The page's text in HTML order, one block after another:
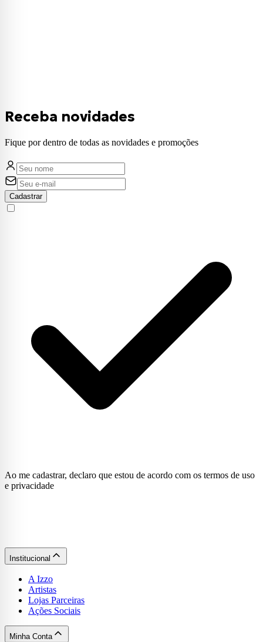
Receba novidades
Fique por dentro de todas as novidades e promoções
Cadastrar
Ao me cadastrar, declaro que estou de acordo com os termos de uso
e privacidade
Institucional
A Izzo
Artistas
Lojas Parceiras
Ações Sociais
Minha Conta